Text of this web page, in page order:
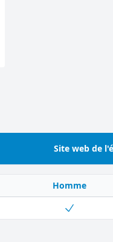
Site web de
Homme